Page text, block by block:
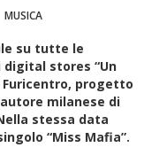
MUSICA
su tutte le
stores “Un
Furicentro, progetto
milanese di
stessa data
“Miss Mafia”.